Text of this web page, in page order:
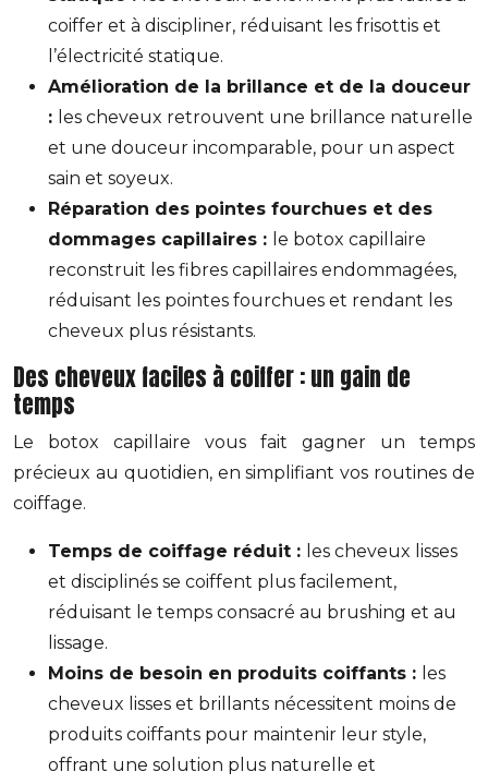
coiffer et à discipliner, réduisant les frisottis et
l’électricité statique.
Amélioration de la brillance et de la douceur
: les cheveux retrouvent une brillance naturelle
et une douceur incomparable, pour un aspect
sain et soyeux.
Réparation des pointes fourchues et des
dommages capillaires : le botox capillaire
reconstruit les fibres capillaires endommagées,
réduisant les pointes fourchues et rendant les
cheveux plus résistants.
Des cheveux faciles à coiffer : un gain de
temps
Le botox capillaire vous fait gagner un temps
précieux au quotidien, en simplifiant vos routines de
coiffage.
Temps de coiffage réduit : les cheveux lisses
et disciplinés se coiffent plus facilement,
réduisant le temps consacré au brushing et au
lissage.
Moins de besoin en produits coiffants : les
cheveux lisses et brillants nécessitent moins de
produits coiffants pour maintenir leur style,
offrant une solution plus naturelle et